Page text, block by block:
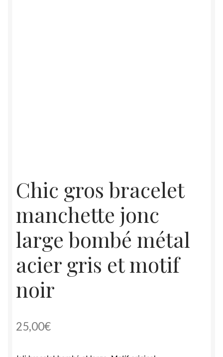
Chic gros bracelet
manchette jonc
large bombé métal
acier gris et motif
noir
25,00€